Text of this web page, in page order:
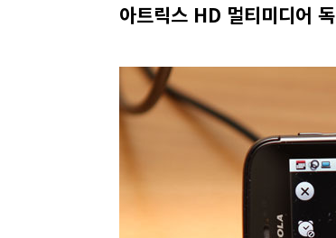
아트릭스 HD 멀티미디어 독